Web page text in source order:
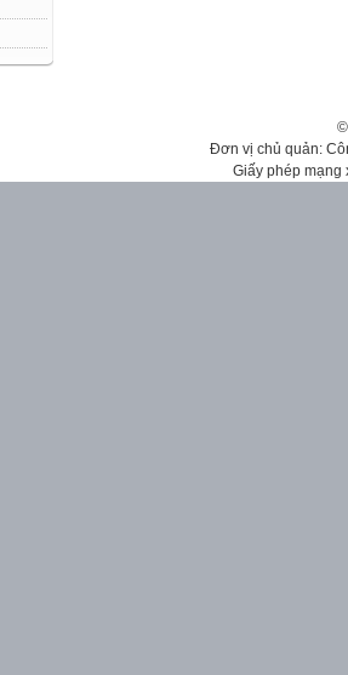
Đơn vị chủ quản:
Giấy phép mạng